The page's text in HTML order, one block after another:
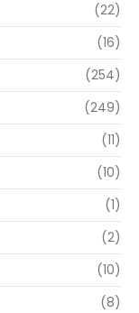
(22)
(16)
(254)
(249)
(11)
(10)
(1)
(2)
(10)
(8)